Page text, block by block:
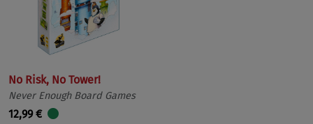
No Risk, No Tower!
Never Enough Board Games
12,99 €